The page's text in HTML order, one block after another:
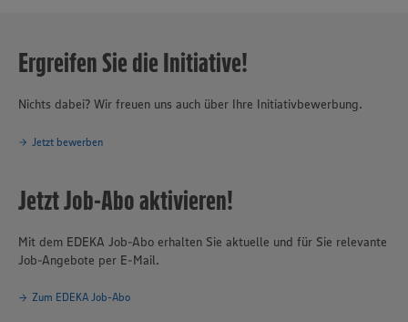
Ergreifen Sie die Initiative!
Nichts dabei? Wir freuen uns auch über Ihre Initiativbewerbung.
Jetzt bewerben
Jetzt Job-Abo aktivieren!
Mit dem EDEKA Job-Abo erhalten Sie aktuelle und für Sie relevante
Job-Angebote per E-Mail.
Zum EDEKA Job-Abo